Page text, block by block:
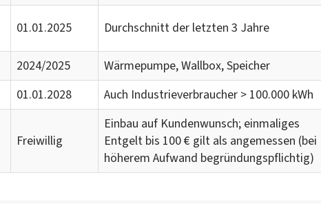
01.01.2025 Durchschnitt der letzten 3 Jahre
2024/2025
Wärmepumpe, Wallbox, Speicher
01.01.2028 Auch Industrieverbraucher > 100.000 kWh
Freiwillig
Einbau auf Kundenwunsch; einmaliges
Entgelt bis 100 € gilt als angemessen (bei
höherem Aufwand begründungspflichtig)